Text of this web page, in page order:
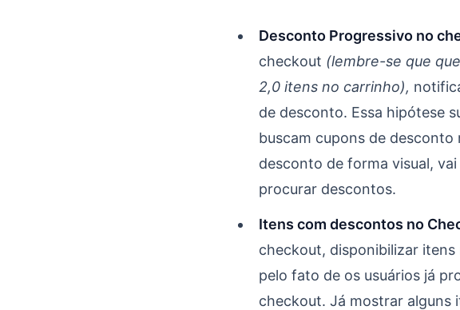
Desconto Progressivo no
checkout (lembre-se que
2,0 itens no carrinho),
de desconto. Essa hipótese
buscam cupons de
desconto de forma visual,
procurar descontos.
Itens com descontos no
checkout, disponibilizar
pelo fato de os usuários já
checkout. Já mostrar alguns